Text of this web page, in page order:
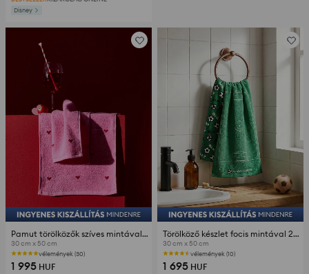
Disney
Pamut törölközők szíves mintával 2 darabos készlet
30 cm x 50 cm
vélemények (30)
1 995 HUF
Törölköző készlet focis mintával 2 pack
30 cm x 50 cm
vélemények (10)
1 695 HUF